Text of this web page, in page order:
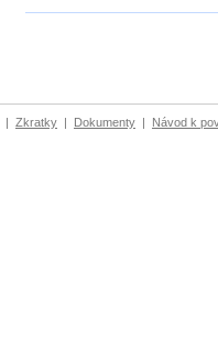
Zkratky Dokumenty Návod k